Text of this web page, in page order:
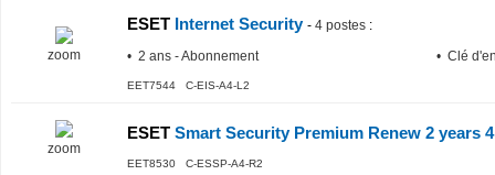
zoom
ESET Internet Security - 4 postes :
• 2 ans - Abonnement
• Clé
EET7544 C-EIS-A4-L2
zoom
ESET Smart Security Premium Renew 2 years
EET8530 C-ESSP-A4-R2